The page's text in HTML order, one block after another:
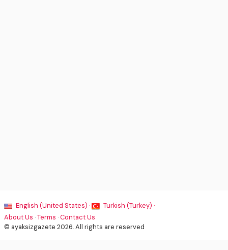
English (United States) ·
Turkish (Turkey) ·
About Us ·Terms ·Contact Us
© ayaksizgazete 2026. All rights are reserved